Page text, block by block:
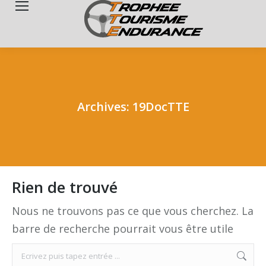
Archives: 19DocTTE
Rien de trouvé
Nous ne trouvons pas ce que vous cherchez. La
barre de recherche pourrait vous être utile
Search: